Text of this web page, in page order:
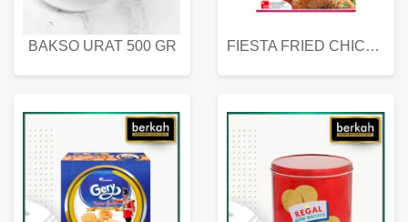
BAKSO URAT 500 GR FIESTA FRIED CHICKEN 500 GR